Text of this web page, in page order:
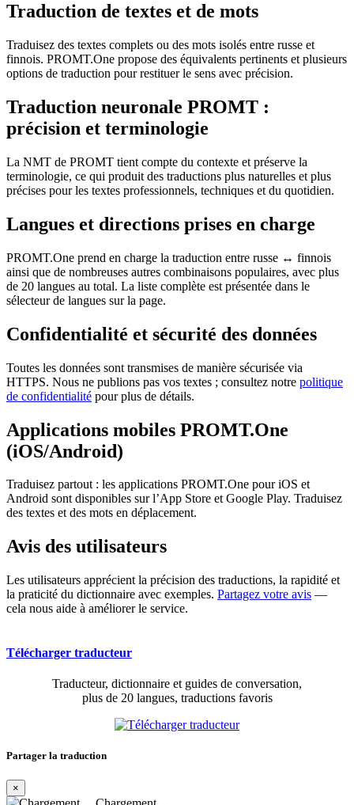
Traduction de textes et de mots
Traduisez des textes complets ou des mots isolés entre russe et
finnois. PROMT.One propose des équivalents pertinents et plusieurs
options de traduction pour restituer le sens avec précision.
Traduction neuronale PROMT :
précision et terminologie
La NMT de PROMT tient compte du contexte et préserve la
terminologie, ce qui produit des traductions plus naturelles et plus
précises pour les textes professionnels, techniques et du quotidien.
Langues et directions prises en charge
PROMT.One prend en charge la traduction entre russe ↔ finnois
ainsi que de nombreuses autres combinaisons populaires, avec plus
de 20 langues au total. La liste complète est présentée dans le
sélecteur de langues sur la page.
Confidentialité et sécurité des données
Toutes les données sont transmises de manière sécurisée via
HTTPS. Nous ne publions pas vos textes ; consultez notre politique
de confidentialité pour plus de détails.
Applications mobiles PROMT.One
(iOS/Android)
Traduisez partout : les applications PROMT.One pour iOS et
Android sont disponibles sur l’App Store et Google Play. Traduisez
des textes et des mots en déplacement.
Avis des utilisateurs
Les utilisateurs apprécient la précision des traductions, la rapidité et
la praticité du dictionnaire avec exemples. Partagez votre avis —
cela nous aide à améliorer le service.
Télécharger traducteur
Traducteur, dictionnaire et guides de conversation,
plus de 20 langues, traductions favoris
Partager la traduction
×